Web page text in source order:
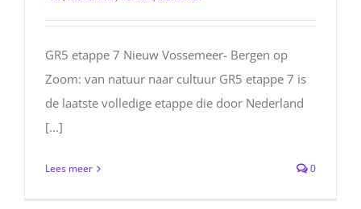
GR5 etappe 7 Nieuw Vossemeer- Bergen op
Zoom: van natuur naar cultuur GR5 etappe 7 is
de laatste volledige etappe die door Nederland
[...]
Lees meer 0